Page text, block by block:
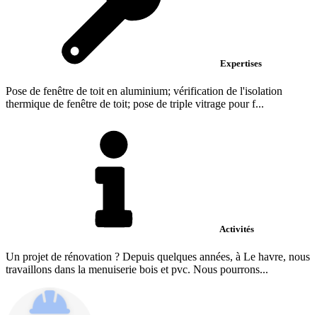
Expertises
Pose de fenêtre de toit en aluminium; vérification de l'isolation
thermique de fenêtre de toit; pose de triple vitrage pour f...
Activités
Un projet de rénovation ? Depuis quelques années, à Le havre, nous
travaillons dans la menuiserie bois et pvc. Nous pourrons...